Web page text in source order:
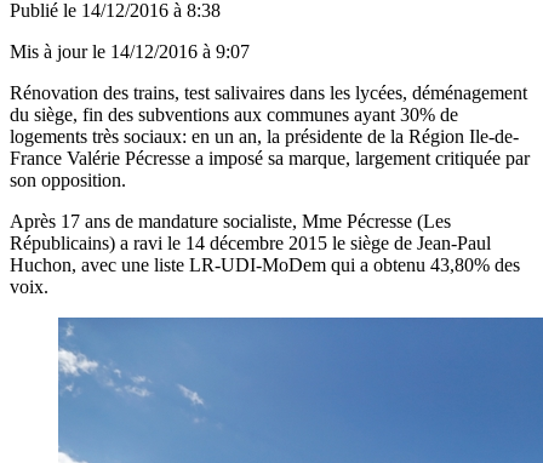
Publié le 14/12/2016 à 8:38
Mis à jour le 14/12/2016 à 9:07
Rénovation des trains, test salivaires dans les lycées, déménagement
du siège, fin des subventions aux communes ayant 30% de
logements très sociaux: en un an, la présidente de la Région Ile-de-
France Valérie Pécresse a imposé sa marque, largement critiquée par
son opposition.
Après 17 ans de mandature socialiste, Mme Pécresse (Les
Républicains) a ravi le 14 décembre 2015 le siège de Jean-Paul
Huchon, avec une liste LR-UDI-MoDem qui a obtenu 43,80% des
voix.